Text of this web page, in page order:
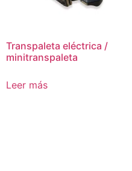
Transpaleta eléctrica /
minitranspaleta
Leer más